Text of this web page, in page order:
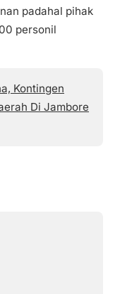
padahal pihak
personil
Kontingen
Di Jambore